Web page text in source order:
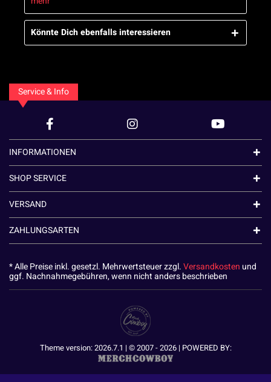
Könnte Dich ebenfalls interessieren
Service & Info
INFORMATIONEN
SHOP SERVICE
VERSAND
ZAHLUNGSARTEN
* Alle Preise inkl. gesetzl. Mehrwertsteuer zzgl.Versandkosten und
ggf. Nachnahmegebühren, wenn nicht anders beschrieben
Theme version: 2026.7.1 | © 2007 - 2026 | POWERED BY: